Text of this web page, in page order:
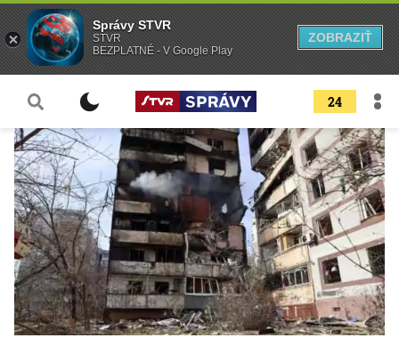
24
Správy STVR
STVR
BEZPLATNÉ - V Google Play
ZOBRAZIŤ